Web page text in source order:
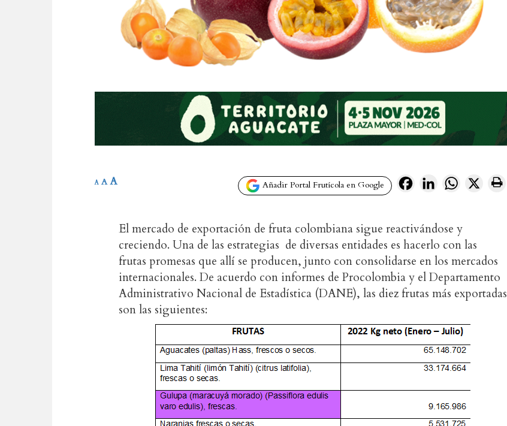
Añadir Portal Frutícola en Google FacebookLinkedInWhatsApp
X
A A A
El mercado de exportación de fruta colombiana sigue reactivándose y
creciendo. Una de las estrategias de diversas entidades es hacerlo con las
frutas promesas que allí se producen, junto con consolidarse en los mercados
internacionales. De acuerdo con informes de Procolombia y el Departamento
Administrativo Nacional de Estadística (DANE), las diez frutas más exportadas
son las siguientes: